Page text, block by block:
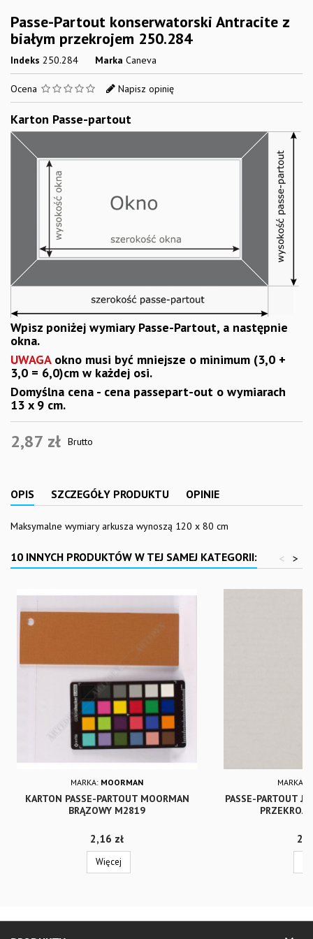
Passe-Partout konserwatorski Antracite z
białym przekrojem 250.284
Indeks 250.284 Marka Caneva
Ocena Napisz opinię
Karton Passe-partout
Wpisz poniżej wymiary Passe-Partout, a następnie
okna.
UWAGAokno musi być mniejsze o minimum (3,0 +
3,0 = 6,0)cm w każdej osi.
Domyślna cena - cena passepart-out o wymiarach
13 x 9 cm.
2,87 zł Brutto
OPIS SZCZEGÓŁY PRODUKTU OPINIE
Maksymalne wymiary arkusza wynoszą 120 x 80 cm
10 INNYCH PRODUKTÓW W TEJ SAMEJ KATEGORII: >
<
MARKA: MOORMAN
KARTON PASSE-PARTOUT MOORMAN
BRĄZOWY M2819
Cena
2,16 zł
Więcej
MARKA:
PASSE-PARTOUT